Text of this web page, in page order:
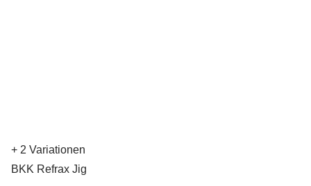
+ 2 Variationen
BKK Refrax Jig